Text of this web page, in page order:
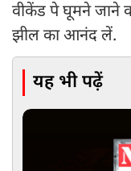
वीकेंड पे घूमने जाने
झील का आनंद लें.
यह भी पढ़ें